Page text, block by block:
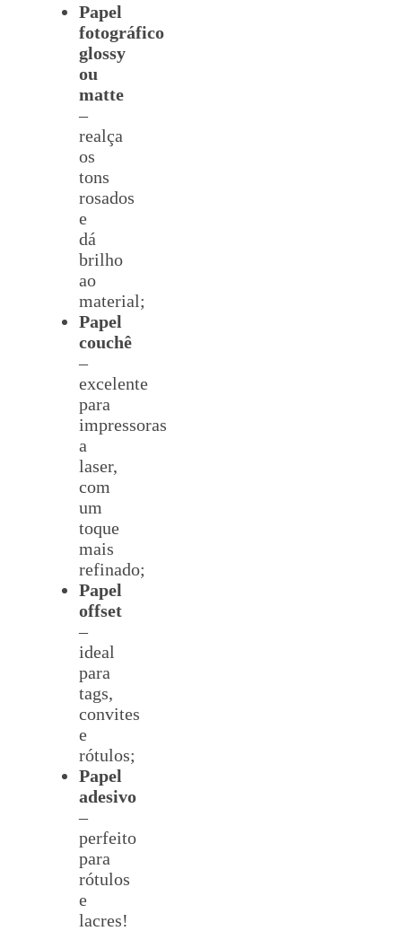
Papel
fotográfico
glossy
ou
matte
–
realça
os
tons
rosados
e
dá
brilho
ao
material;
Papel
couchê
–
excelente
para
impressoras
a
laser,
com
um
toque
mais
refinado;
Papel
offset
–
ideal
para
tags,
convites
e
rótulos;
Papel
adesivo
–
perfeito
para
rótulos
e
lacres!